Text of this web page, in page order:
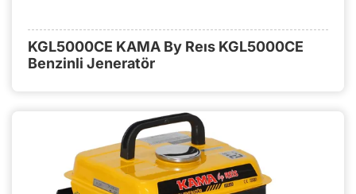
KGL5000CE KAMA By Reıs KGL5000CE
Benzinli Jeneratör